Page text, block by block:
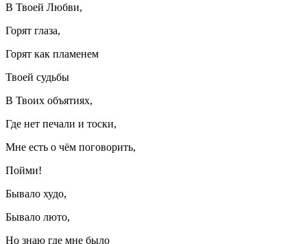
В Твоей Любви,
Горят глаза,
Горят как пламенем
Твоей судьбы
В Твоих объятиях,
Где нет печали и тоски,
Мне есть о чём поговорить,
Пойми!
Бывало худо,
Бывало люто,
Но знаю где мне было